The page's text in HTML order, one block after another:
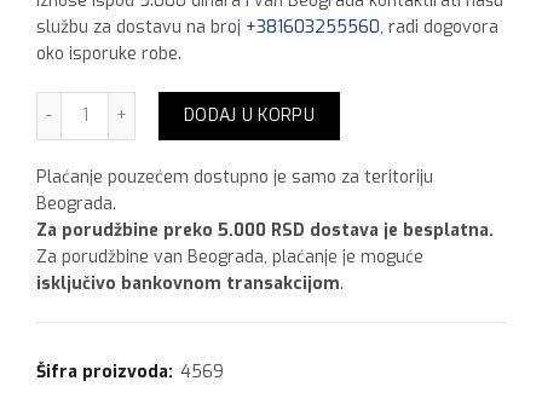
službu za dostavu na broj +381603255560, radi dogovora
oko isporuke robe.
Ukrasna lajsna YD-14 količina
DODAJ U KORPU
Plaćanje pouzećem dostupno je samo za teritoriju
Beograda.
Za porudžbine preko 5.000 RSD dostava je besplatna.
Za porudžbine van Beograda, plaćanje je moguće
isključivo bankovnom transakcijom.
Šifra proizvoda: 4569